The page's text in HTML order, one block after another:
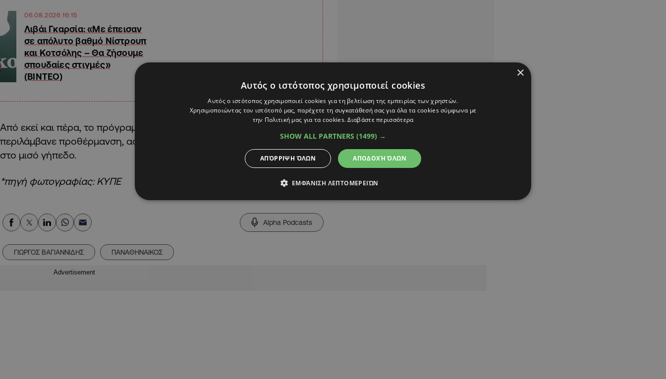
06.08.2026 16:15
Λιβάι Γκαρσία: «Με έπεισαν
σε απόλυτο βαθμό Νίστρουπ
και Κοτσόλης – Θα ζήσουμε
σπουδαίες στιγμές»
(ΒΙΝΤΕΟ)
Από εκεί και πέρα, το πρόγραμμα των παικτών του Παναθηναϊκού
περιλάμβανε προθέρμανση, ασκήσεις κυκλοφορίας μπάλας και παιχνίδι
στο μισό γήπεδο.
*πηγή φωτογραφίας: ΚΥΠΕ
Alpha Podcasts
ΓΙΩΡΓΟΣ ΒΑΓΙΑΝΝΙΔΗΣ ΠΑΝΑΘΗΝΑΙΚΟΣ
Advertisement
×
Αυτός ο ιστότοπος χρησιμοποιεί cookies
Αυτός ο ιστότοπος χρησιμοποιεί cookies για τη βελτίωση της εμπειρίας των χρηστών.
Χρησιμοποιώντας τον ιστότοπό μας, παρέχετε τη συγκατάθεσή σας για όλα τα cookies σύμφωνα με
την Πολιτική μας για τα cookies.Διαβάστε περισσότερα
SHOW ALL PARTNERS (1499) →
ΑΠΟΔΟΧΉ ΌΛΩΝ
ΑΠΌΡΡΙΨΗ ΌΛΩΝ
ΕΜΦΆΝΙΣΗ ΛΕΠΤΟΜΕΡΕΙΏΝ